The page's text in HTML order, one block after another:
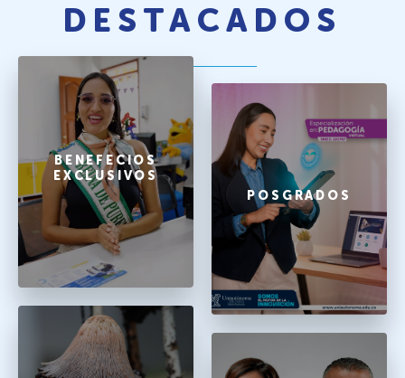
DESTACADOS
BENEFECIOS
EXCLUSIVOS
POSGRADOS